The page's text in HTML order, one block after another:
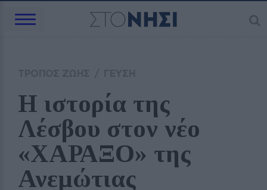
Η ιστορία της
Λέσβου στον νέο
«ΧΑΡΑΞΟ» της
Ανεμώτιας